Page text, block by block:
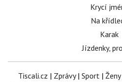
Krycí
Na
Karak
Jízdenky,
Tiscali.cz | Zprávy| Sport | Ženy